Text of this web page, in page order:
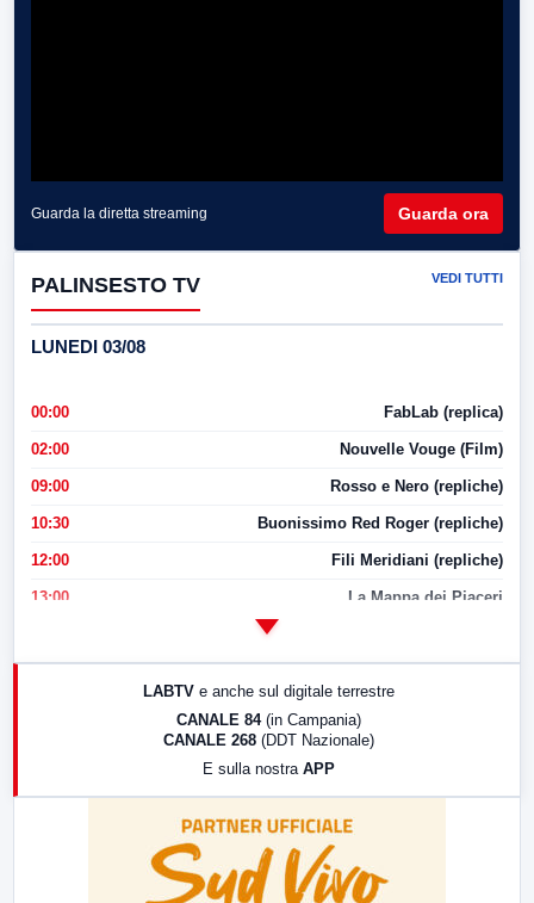
Guarda la diretta streaming Guarda ora
PALINSESTO TV VEDI TUTTI
LUNEDI 03/08
00:00 FabLab (replica)
02:00 Nouvelle Vouge (Film)
09:00 Rosso e Nero (repliche)
10:30 Buonissimo Red Roger (repliche)
12:00 Fili Meridiani (repliche)
13:00 La Mappa dei Piaceri
17:00 LabNews (replica)
LABTV e anche sul digitale terrestre
CANALE 84 (in Campania)
CANALE 268 (DDT Nazionale)
E sulla nostra APP